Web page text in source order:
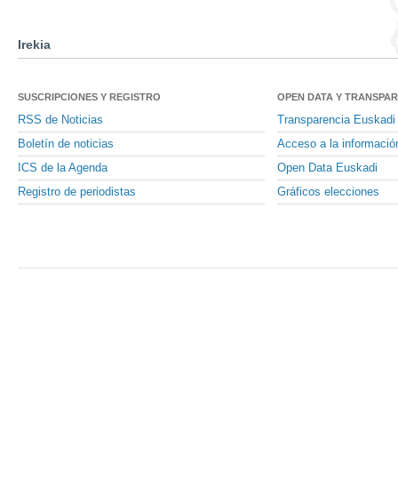
Irekia
SUSCRIPCIONES Y REGISTRO
RSS de Noticias
Boletín de noticias
ICS de la Agenda
Registro de periodistas
OPEN DATA Y
Transparencia Euskadi
Acceso a la
Open Data Euskadi
Gráficos elecciones